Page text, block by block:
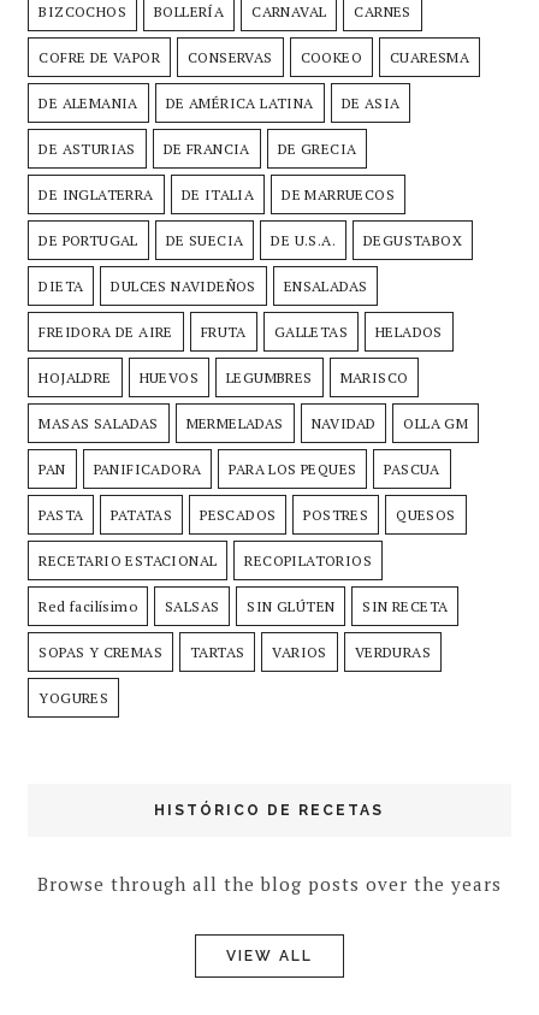
BIZCOCHOS BOLLERÍA CARNAVAL CARNES
COFRE DE VAPOR CONSERVAS COOKEO CUARESMA
DE ALEMANIA DE AMÉRICA LATINA DE ASIA
DE ASTURIAS DE FRANCIA DE GRECIA
DE INGLATERRA DE ITALIA DE MARRUECOS
DE PORTUGAL DE SUECIA DE U.S.A. DEGUSTABOX
DIETA DULCES NAVIDEÑOS ENSALADAS
FREIDORA DE AIRE FRUTA GALLETAS HELADOS
HOJALDRE HUEVOS LEGUMBRES MARISCO
MASAS SALADAS MERMELADAS NAVIDAD OLLA GM
PAN PANIFICADORA PARA LOS PEQUES PASCUA
PASTA PATATAS PESCADOS POSTRES QUESOS
RECETARIO ESTACIONAL RECOPILATORIOS
Red facilísimo SALSAS SIN GLÚTEN SIN RECETA
SOPAS Y CREMAS TARTAS VARIOS VERDURAS
YOGURES
HISTÓRICO DE RECETAS
Browse through all the blog posts over the years
VIEW ALL